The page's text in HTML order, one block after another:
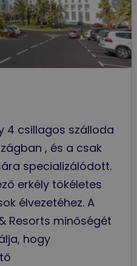
4 csillagos szálloda
, és a csak
specializálódott.
erkély tökéletes
élvezetéhez. A
Resorts minőségét
hogy